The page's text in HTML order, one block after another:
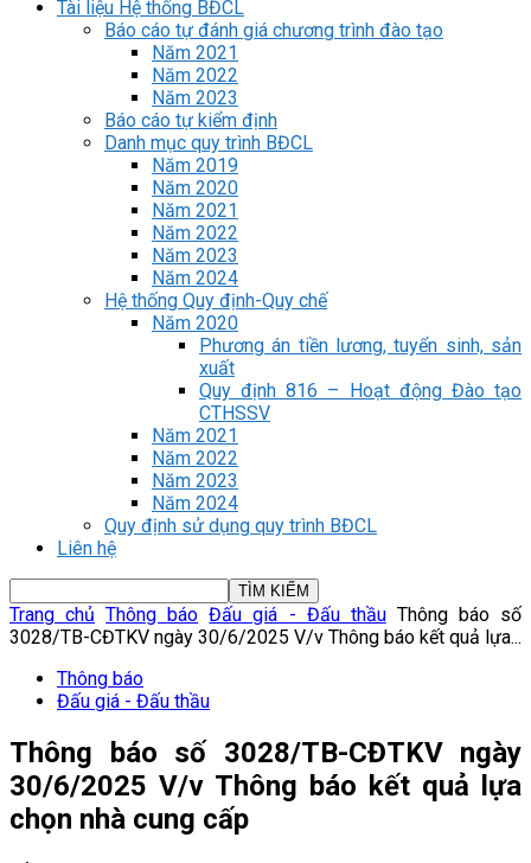
Tài liệu Hệ thống BĐCL
Báo cáo tự đánh giá chương trình đào tạo
Năm 2021
Năm 2022
Năm 2023
Báo cáo tự kiểm định
Danh mục quy trình BĐCL
Năm 2019
Năm 2020
Năm 2021
Năm 2022
Năm 2023
Năm 2024
Hệ thống Quy định-Quy chế
Năm 2020
Phương án tiền lương, tuyển sinh, sản
xuất
Quy định 816 – Hoạt động Đào tạo
CTHSSV
Năm 2021
Năm 2022
Năm 2023
Năm 2024
Quy định sử dụng quy trình BĐCL
Liên hệ
Trang chủ Thông báo Đấu giá - Đấu thầu Thông báo số
3028/TB-CĐTKV ngày 30/6/2025 V/v Thông báo kết quả lựa...
Thông báo
Đấu giá - Đấu thầu
Thông báo số 3028/TB-CĐTKV ngày
30/6/2025 V/v Thông báo kết quả lựa
chọn nhà cung cấp